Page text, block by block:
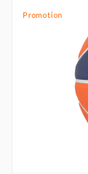
Promotion